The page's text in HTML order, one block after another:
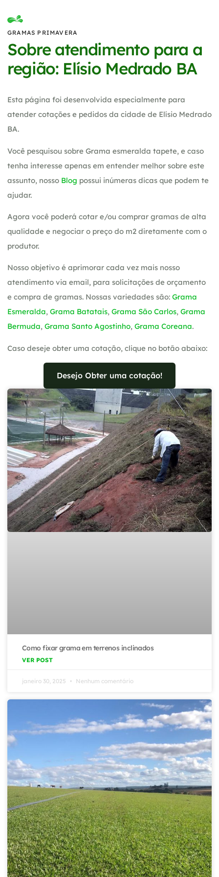
GRAMAS PRIMAVERA
Sobre atendimento para a
região: Elísio Medrado BA
Esta página foi desenvolvida especialmente para
atender cotações e pedidos da cidade de Elísio Medrado
BA.
Você pesquisou sobre Grama esmeralda tapete, e caso
tenha interesse apenas em entender melhor sobre este
assunto, nosso Blog possui inúmeras dicas que podem te
ajudar.
Agora você poderá cotar e/ou comprar gramas de alta
qualidade e negociar o preço do m2 diretamente com o
produtor.
Nosso objetivo é aprimorar cada vez mais nosso
atendimento via email, para solicitações de orçamento
e compra de gramas. Nossas variedades são: Grama
Esmeralda, Grama Batatais, Grama São Carlos, Grama
Bermuda, Grama Santo Agostinho, Grama Coreana.
Caso deseje obter uma cotação, clique no botão abaixo:
Desejo Obter uma cotação!
Como fixar grama em terrenos inclinados
VER POST
janeiro 30, 2025 Nenhum comentário